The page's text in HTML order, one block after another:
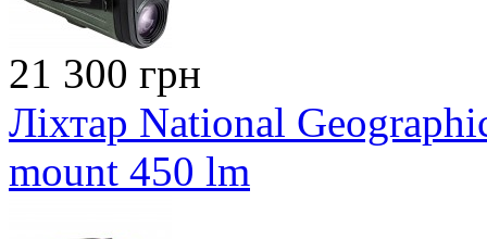
21 300 грн
Ліхтар National
mount 450 lm